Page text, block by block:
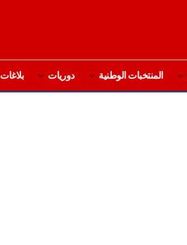
المنتخبات الوطنية دوريات بلاغات